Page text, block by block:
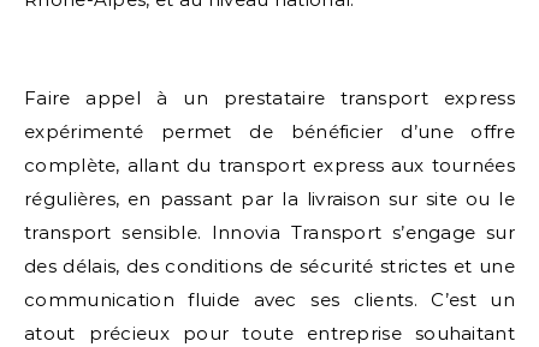
Faire appel à un prestataire transport express
expérimenté permet de bénéficier d’une offre
complète, allant du transport express aux tournées
régulières, en passant par la livraison sur site ou le
transport sensible. Innovia Transport s’engage sur
des délais, des conditions de sécurité strictes et une
communication fluide avec ses clients. C’est un
atout précieux pour toute entreprise souhaitant